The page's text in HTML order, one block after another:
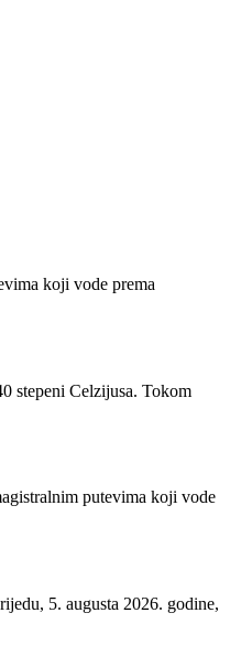
koji vode prema
stepeni Celzijusa. Tokom
putevima koji vode
5. augusta 2026. godine,